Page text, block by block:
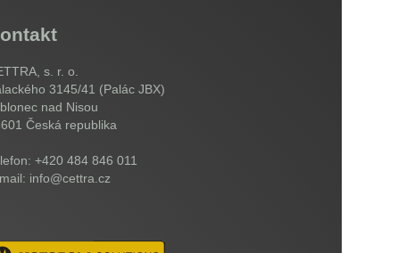
s. r. o.
3145/41 (Palác JBX)
nad Nisou
Česká republika
+420 484 846 011
info@cettra.cz